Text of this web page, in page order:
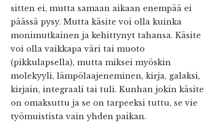
sitten ei, mutta samaan aikaan enempää ei
päässä pysy. Mutta käsite voi olla kuinka
monimutkainen ja kehittynyt tahansa. Käsite
voi olla vaikkapa väri tai muoto
(pikkulapsella), mutta miksei myöskin
molekyyli, lämpölaajeneminen, kirja, galaksi,
kirjain, integraali tai tuli. Kunhan jokin käsite
on omaksuttu ja se on tarpeeksi tuttu, se vie
työmuistista vain yhden paikan.